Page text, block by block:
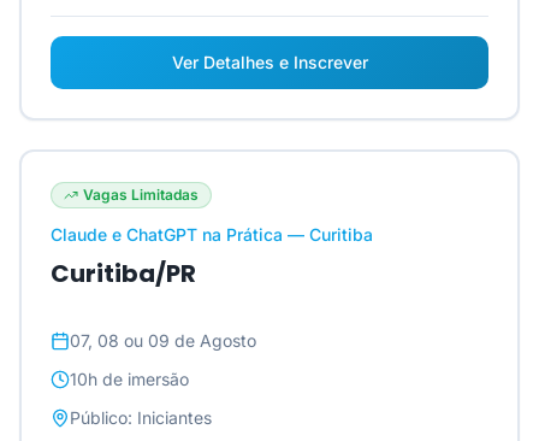
Ver Detalhes e Inscrever
Vagas Limitadas
Claude e ChatGPT na Prática — Curitiba
Curitiba/PR
07, 08 ou 09 de Agosto
10h de imersão
Público: Iniciantes